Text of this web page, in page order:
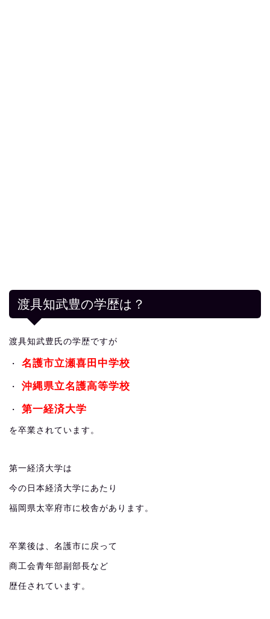
渡具知武豊の学歴は？
渡具知武豊氏の学歴ですが
・ 名護市立瀬喜田中学校
・ 沖縄県立名護高等学校
・ 第一経済大学
を卒業されています。
第一経済大学は
今の日本経済大学にあたり
福岡県太宰府市に校舎があります。
卒業後は、名護市に戻って
商工会青年部副部長など
歴任されています。